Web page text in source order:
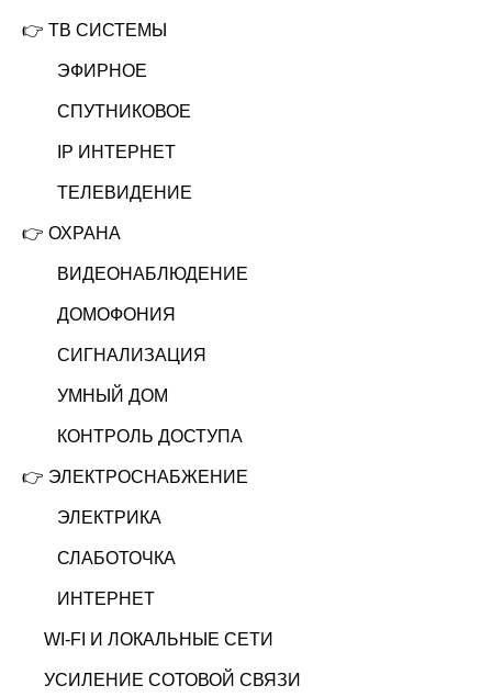
👉 ТВ СИСТЕМЫ
ЭФИРНОЕ
СПУТНИКОВОЕ
IP ИНТЕРНЕТ
ТЕЛЕВИДЕНИЕ
👉 ОХРАНА
ВИДЕОНАБЛЮДЕНИЕ
ДОМОФОНИЯ
СИГНАЛИЗАЦИЯ
УМНЫЙ ДОМ
КОНТРОЛЬ ДОСТУПА
👉 ЭЛЕКТРОСНАБЖЕНИЕ
ЭЛЕКТРИКА
СЛАБОТОЧКА
ИНТЕРНЕТ
WI-FI И ЛОКАЛЬНЫЕ СЕТИ
УСИЛЕНИЕ СОТОВОЙ СВЯЗИ